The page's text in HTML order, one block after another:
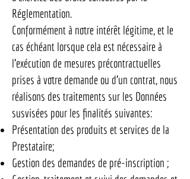
Réglementation.
Conformément à notre intérêt légitime, et le
cas échéant lorsque cela est nécessaire à
l’exécution de mesures précontractuelles
prises à votre demande ou d’un contrat, nous
réalisons des traitements sur les Données
susvisées pour les finalités suivantes:
Présentation des produits et services de la
Prestataire;
Gestion des demandes de pré-inscription ;